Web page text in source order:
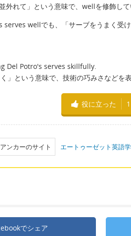
れて」という意味で、wellを修飾して
serves wellでも、「サーブをうまく受
Del Potro's serves skillfully.
という意味で、技術の巧みさなどを表
役に立った 1
ンカーのサイト エートゥーゼット英語
でシェア